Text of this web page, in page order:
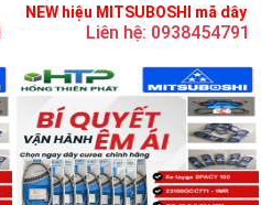
NEW hiệu MITSUBOSHI mã dây
Liên hệ: 0938454791